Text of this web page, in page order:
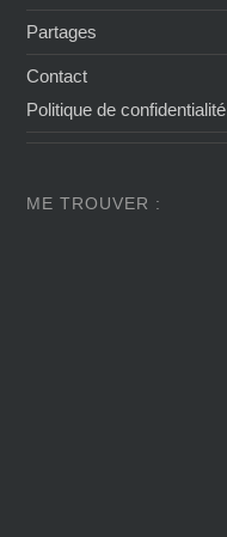
Partages
Contact
Politique de confidentialité
ME TROUVER :